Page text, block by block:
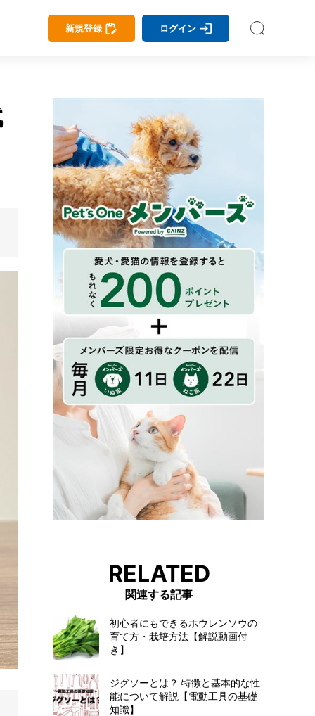
新規登録 ログイン
RELATED
関連する記事
初心者にもできるホウレンソウの
育て方・栽培方法【解説動画付
き】
ジグソーとは？ 特徴と基本的な性
能について解説【電動工具の基礎
知識】